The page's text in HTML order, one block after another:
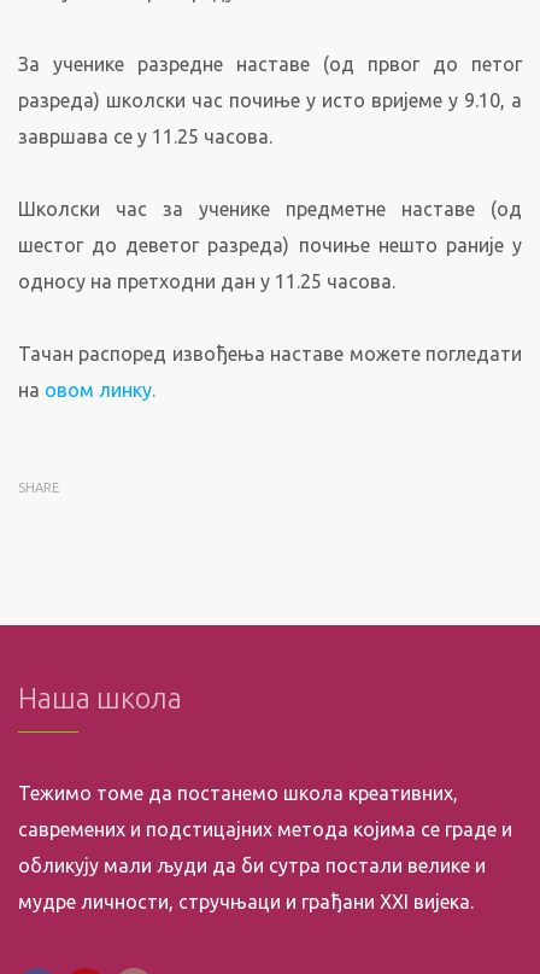
За ученике разредне наставе (од првог до петог
разреда) школски час почиње у исто вријеме у 9.10, а
завршава се у 11.25 часова.
Школски час за ученике предметне наставе (од
шестог до деветог разреда) почиње нешто раније у
односу на претходни дан у 11.25 часова.
Тачан распоред извођења наставе можете погледати
на овом линку.
SHARE
Наша школа
Тежимо томе да постанемо школа креативних,
савремених и подстицајних метода којима се граде и
обликују мали људи да би сутра постали велике и
мудре личности, стручњаци и грађани XXI вијека.